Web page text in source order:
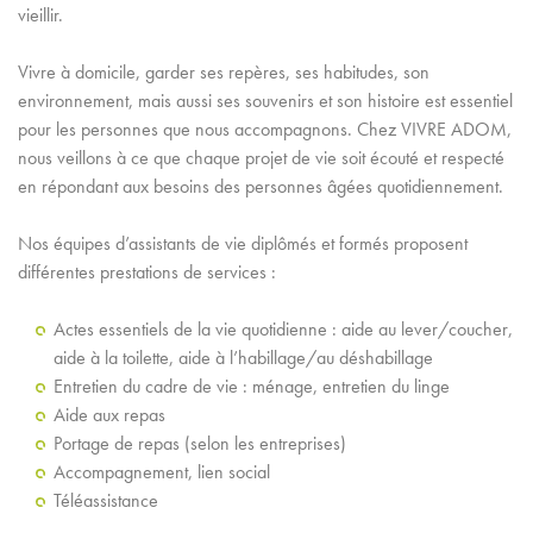
vieillir.
Vivre à domicile, garder ses repères, ses habitudes, son
environnement, mais aussi ses souvenirs et son histoire est essentiel
pour les personnes que nous accompagnons. Chez VIVRE ADOM,
nous veillons à ce que chaque projet de vie soit écouté et respecté
en répondant aux besoins des personnes âgées quotidiennement.
Nos équipes d’assistants de vie diplômés et formés proposent
différentes prestations de services :
Actes essentiels de la vie quotidienne : aide au lever/coucher,
aide à la toilette, aide à l’habillage/au déshabillage
Entretien du cadre de vie : ménage, entretien du linge
Aide aux repas
Portage de repas (selon les entreprises)
Accompagnement, lien social
Téléassistance